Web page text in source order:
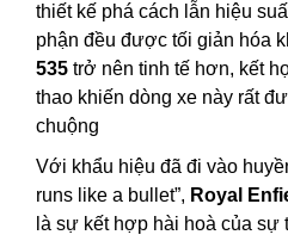
thiết kế phá cách lẫn hiệu
phận đều được tối giản hóa
535 trở nên tinh tế hơn, kết
thao khiến dòng xe này rất
chuộng
Với khẩu hiệu đã đi vào
runs like a bullet”, Royal
là sự kết hợp hài hoà của sự